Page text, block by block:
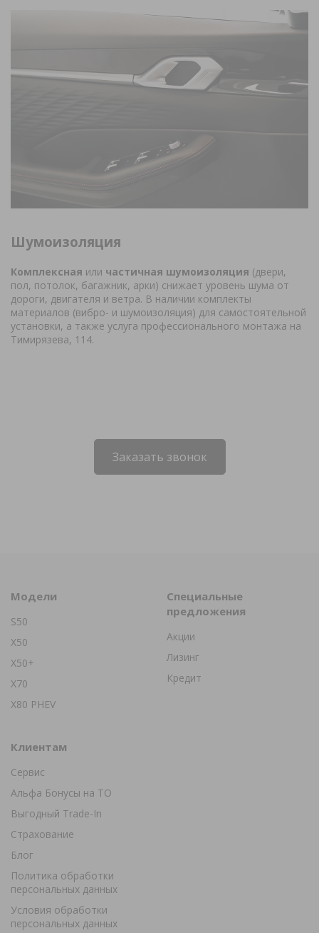
Шумоизоляция
Комплексная или частичная шумоизоляция (двери,
пол, потолок, багажник, арки) снижает уровень шума от
дороги, двигателя и ветра. В наличии комплекты
материалов (вибро- и шумоизоляция) для самостоятельной
установки, а также услуга профессионального монтажа на
Тимирязева, 114.
Заказать звонок
Модели
S50
X50
X50+
X70
X80 PHEV
Специальные
предложения
Акции
Лизинг
Кредит
Клиентам
Сервис
Альфа Бонусы на ТО
Выгодный Trade-In
Страхование
Блог
Политика обработки
персональных данных
Условия обработки
персональных данных